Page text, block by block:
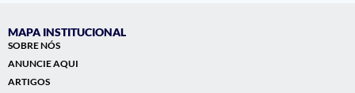
MAPA INSTITUCIONAL
SOBRE NÓS
ANUNCIE AQUI
ARTIGOS